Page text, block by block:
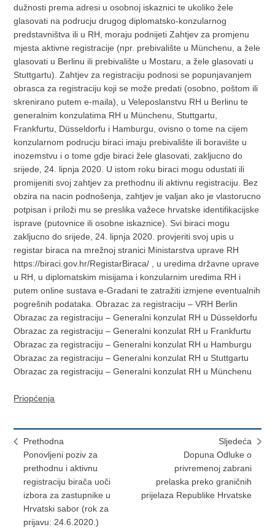
dužnosti prema adresi u osobnoj iskaznici te ukoliko žele
glasovati na podrucju drugog diplomatsko-konzularnog
predstavništva ili u RH, moraju podnijeti Zahtjev za promjenu
mjesta aktivne registracije (npr. prebivalište u Münchenu, a žele
glasovati u Berlinu ili prebivalište u Mostaru, a žele glasovati u
Stuttgartu). Zahtjev za registraciju podnosi se popunjavanjem
obrasca za registraciju koji se može predati (osobno, poštom ili
skrenirano putem e-maila), u Veleposlanstvu RH u Berlinu te
generalnim konzulatima RH u Münchenu, Stuttgartu,
Frankfurtu, Düsseldorfu i Hamburgu, ovisno o tome na cijem
konzularnom podrucju biraci imaju prebivalište ili boravište u
inozemstvu i o tome gdje biraci žele glasovati, zakljucno do
srijede, 24. lipnja 2020. U istom roku biraci mogu odustati ili
promijeniti svoj zahtjev za prethodnu ili aktivnu registraciju. Bez
obzira na nacin podnošenja, zahtjev je valjan ako je vlastorucno
potpisan i priloži mu se preslika važece hrvatske identifikacijske
isprave (putovnice ili osobne iskaznice). Svi biraci mogu
zakljucno do srijede, 24. lipnja 2020. provjeriti svoj upis u
registar biraca na mrežnoj stranici Ministarstva uprave RH
https://biraci.gov.hr/RegistarBiraca/ , u uredima državne uprave
u RH, u diplomatskim misijama i konzularnim uredima RH i
putem online sustava e-Gradani te zatražiti izmjene eventualnih
pogrešnih podataka. Obrazac za registraciju – VRH Berlin
Obrazac za registraciju – Generalni konzulat RH u Düsseldorfu
Obrazac za registraciju – Generalni konzulat RH u Frankfurtu
Obrazac za registraciju – Generalni konzulat RH u Hamburgu
Obrazac za registraciju – Generalni konzulat RH u Stuttgartu
Obrazac za registraciju – Generalni konzulat RH u Münchenu
Priopćenja
Prethodna
Ponovljeni poziv za
prethodnu i aktivnu
registraciju birača uoči
izbora za zastupnike u
Hrvatski sabor (rok za
prijavu: 24.6.2020.)
Sljedeća
Dopuna Odluke o
privremenoj zabrani
prelaska preko graničnih
prijelaza Republike Hrvatske